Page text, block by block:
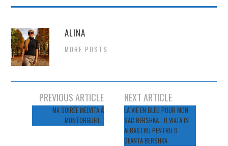
ALINA
MORE POSTS
Navigation
articles
PREVIOUS ARTICLE
MA SOIRÉE MELVITA À
MONTORGUEIL…
NEXT ARTICLE
LA VIE EN BLEU POUR MON
SAC BERSHKA… O VIATA IN
ALBASTRU PENTRU O
GEANTA BERSHKA